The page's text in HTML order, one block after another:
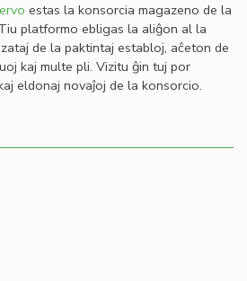
estas la konsorcia magazeno de la
platformo ebligas la aliĝon al la
de la paktintaj establoj, aĉeton de
kaj multe pli. Vizitu ĝin tuj por
eldonaj novaĵoj de la konsorcio.